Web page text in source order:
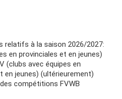
relatifs à la saison 2026/2027:
en provinciales et en jeunes)
(clubs avec équipes en
en jeunes) (ultérieurement)
compétitions FVWB